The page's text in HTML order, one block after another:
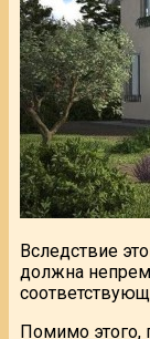
Вследствие
должна
Помимо этого,